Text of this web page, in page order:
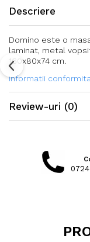
Descriere
Domino este o
laminat, metal
160x80x74 cm.
Informatii
Review-uri (0)